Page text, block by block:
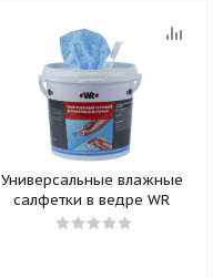
Универсальные влажные
салфетки в ведре WR